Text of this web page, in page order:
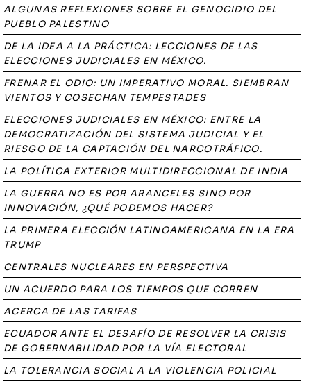
ALGUNAS REFLEXIONES SOBRE EL GENOCIDIO DEL
PUEBLO PALESTINO
DE LA IDEA A LA PRÁCTICA: LECCIONES DE LAS
ELECCIONES JUDICIALES EN MÉXICO.
FRENAR EL ODIO: UN IMPERATIVO MORAL. SIEMBRAN
VIENTOS Y COSECHAN TEMPESTADES
ELECCIONES JUDICIALES EN MÉXICO: ENTRE LA
DEMOCRATIZACIÓN DEL SISTEMA JUDICIAL Y EL
RIESGO DE LA CAPTACIÓN DEL NARCOTRÁFICO.
LA POLÍTICA EXTERIOR MULTIDIRECCIONAL DE INDIA
LA GUERRA NO ES POR ARANCELES SINO POR
INNOVACIÓN, ¿QUÉ PODEMOS HACER?
LA PRIMERA ELECCIÓN LATINOAMERICANA EN LA ERA
TRUMP
CENTRALES NUCLEARES EN PERSPECTIVA
UN ACUERDO PARA LOS TIEMPOS QUE CORREN
ACERCA DE LAS TARIFAS
ECUADOR ANTE EL DESAFÍO DE RESOLVER LA CRISIS
DE GOBERNABILIDAD POR LA VÍA ELECTORAL
LA TOLERANCIA SOCIAL A LA VIOLENCIA POLICIAL